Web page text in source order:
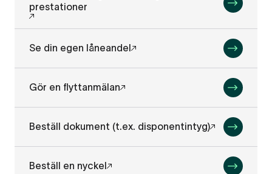
prestationer
Se din egen låneandel
Gör en flyttanmälan
Beställ dokument (t.ex. disponentintyg)
Beställ en nyckel